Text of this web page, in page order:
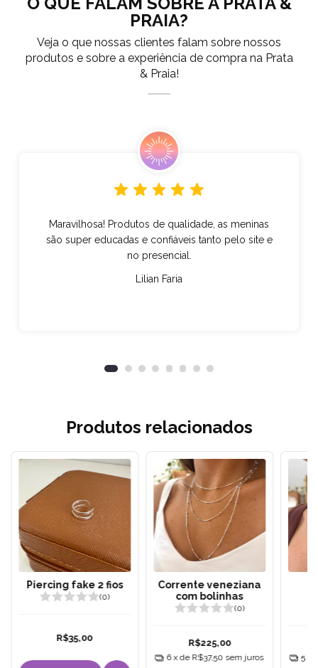
PRAIA?
Veja o que nossas clientes falam sobre nossos
produtos e sobre a experiência de compra na Prata
& Praia!
Maravilhosa! Produtos de qualidade, as meninas
são super educadas e confiáveis tanto pelo site e
no presencial.
Lilian Faria
Produtos relacionados
Piercing fake 2 fios
(0)
R$35,00
Corrente veneziana
com bolinhas
(0)
R$225,00
6 x de R$37,50 sem juros 5